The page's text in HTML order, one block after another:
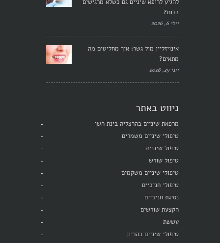
להגיע לרופא שיניים גם כשלא מרגישים
כלום?
יולי 6, 2026
אינויזליין מול גשר: איך מחליטים מה
מתאים?
יוני 29, 2026
ניווט באתר
מרפאת שיניים בהרצליה בינת השן
טיפולי שיניים משמרים
טיפול שיננית
טיפול שורש
טיפולי שיניים משקמים
טיפולי חניכיים
נסיגת חניכיים
הקצעת שורשים
עששת
טיפולי שיניים בהריון